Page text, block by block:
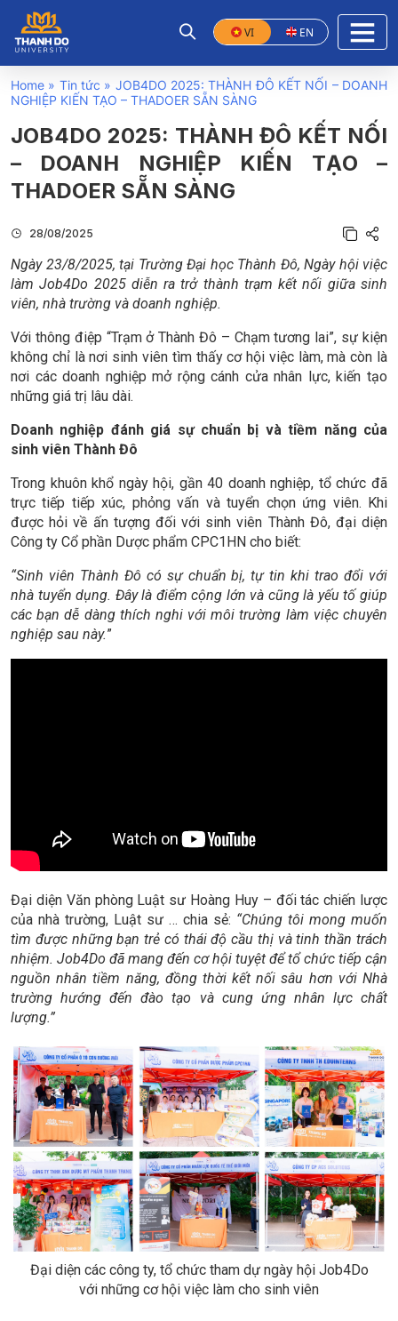
VI EN
Home » Tin tức » JOB4DO 2025: THÀNH ĐÔ KẾT NỐI – DOANH
NGHIỆP KIẾN TẠO – THADOER SẴN SÀNG
JOB4DO 2025: THÀNH ĐÔ KẾT NỐI
– DOANH NGHIỆP KIẾN TẠO –
THADOER SẴN SÀNG
28/08/2025
Ngày 23/8/2025, tại Trường Đại học Thành Đô, Ngày hội việc
làm Job4Do 2025 diễn ra trở thành trạm kết nối giữa sinh
viên, nhà trường và doanh nghiệp.
Với thông điệp “Trạm ở Thành Đô – Chạm tương lai”, sự kiện
không chỉ là nơi sinh viên tìm thấy cơ hội việc làm, mà còn là
nơi các doanh nghiệp mở rộng cánh cửa nhân lực, kiến tạo
những giá trị lâu dài.
Doanh nghiệp đánh giá sự chuẩn bị và tiềm năng của
sinh viên Thành Đô
Trong khuôn khổ ngày hội, gần 40 doanh nghiệp, tổ chức đã
trực tiếp tiếp xúc, phỏng vấn và tuyển chọn ứng viên. Khi
được hỏi về ấn tượng đối với sinh viên Thành Đô, đại diện
Công ty Cổ phần Dược phẩm CPC1HN cho biết:
“Sinh viên Thành Đô có sự chuẩn bị, tự tin khi trao đổi với
nhà tuyển dụng. Đây là điểm cộng lớn và cũng là yếu tố giúp
các bạn dễ dàng thích nghi với môi trường làm việc chuyên
nghiệp sau này.”
Đại diện Văn phòng Luật sư Hoàng Huy – đối tác chiến lược
của nhà trường, Luật sư … chia sẻ: “Chúng tôi mong muốn
tìm được những bạn trẻ có thái độ cầu thị và tinh thần trách
nhiệm. Job4Do đã mang đến cơ hội tuyệt để tổ chức tiếp cận
nguồn nhân tiềm năng, đồng thời kết nối sâu hơn với Nhà
trường hướng đến đào tạo và cung ứng nhân lực chất
lượng.”
Đại diện các công ty, tổ chức tham dự ngày hội Job4Do
với những cơ hội việc làm cho sinh viên